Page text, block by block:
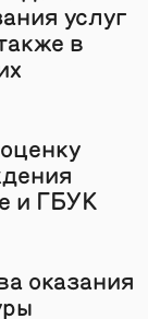
услуг
в
и ГБУК
оказания